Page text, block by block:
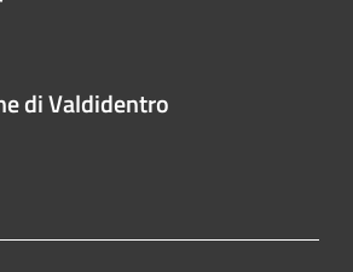
di Valdidentro